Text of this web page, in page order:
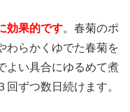
効果的です。春菊のポ
わらかくゆでた春菊を
よい具合にゆるめて煮
ずつ数日続けます。